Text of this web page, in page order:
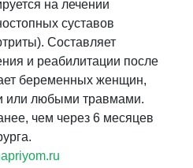
на лечении
суставов
Составляет
и реабилитации после
беременных женщин,
или любыми травмами.
чем через 6 месяцев